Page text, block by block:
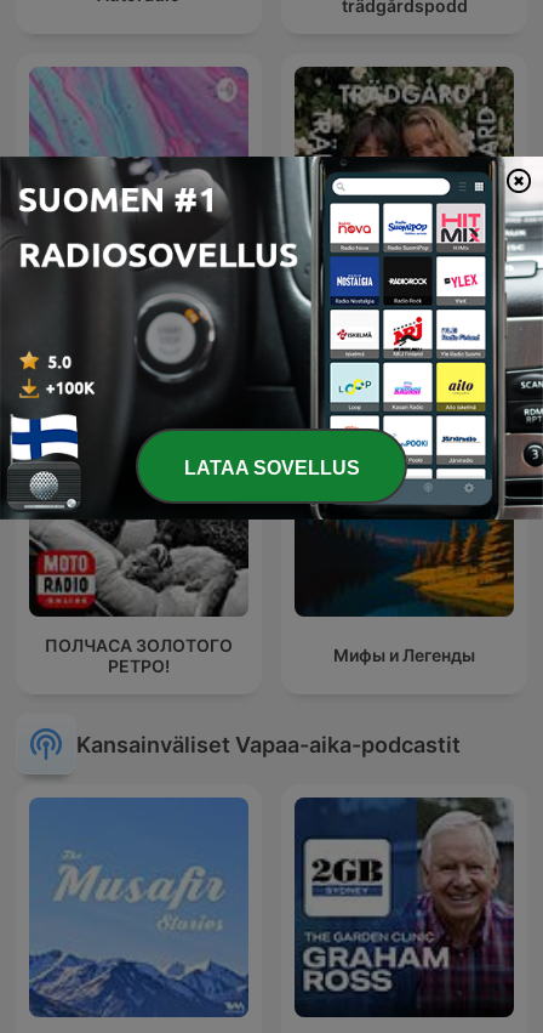
trädgårdspodd
Children
Trädgård Trädgård
Trädgård med Dickson
och Wilson
ПОЛЧАСА ЗОЛОТОГО
РЕТРО!
Мифы и Легенды
Kansainväliset Vapaa-aika-podcastit
LATAA SOVELLUS